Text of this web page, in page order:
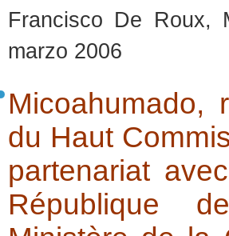
Francisco De Roux,
marzo 2006
Micoahumado,
du Haut
partenariat
République